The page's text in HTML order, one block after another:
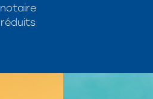
notaire
réduits